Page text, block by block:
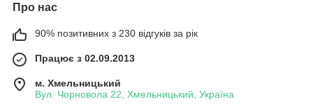
Про нас
90% позитивних з 230 відгуків за рік
Працює з 02.09.2013
м. Хмельницький
Вул. Чорновола 22, Хмельницький, Україна